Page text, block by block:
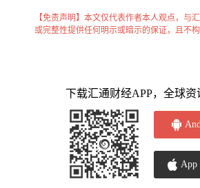
【免责声明】本文仅代表作者本人观点，
或完整性提供任何明示或暗示的保证，且不
下载汇通财经APP，全球资
App